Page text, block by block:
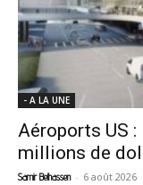
- A LA UNE
Aéroports US
millions de
Samir Belhassen - 6 août 2026